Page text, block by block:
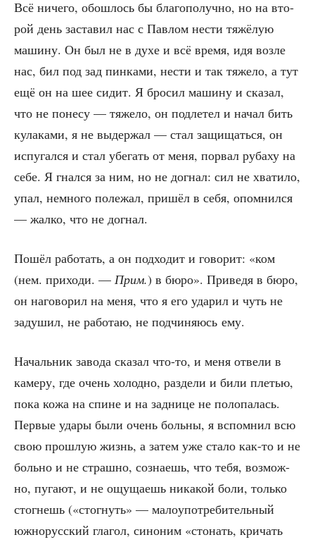
Всё ниче­го, обо­шлось бы бла­го­по­луч­но, но на вто­
рой день заста­вил нас с Пав­лом нести тяжё­лую
маши­ну. Он был не в духе и всё вре­мя, идя воз­ле
нас, бил под зад пин­ка­ми, нести и так тяже­ло, а тут
ещё он на шее сидит. Я бро­сил маши­ну и ска­зал,
что не поне­су — тяже­ло, он под­ле­тел и начал бить
кула­ка­ми, я не выдер­жал — стал защи­щать­ся, он
испу­гал­ся и стал убе­гать от меня, порвал руба­ху на
себе. Я гнал­ся за ним, но не догнал: сил не хва­ти­ло,
упал, немно­го поле­жал, при­шёл в себя, опом­нил­ся
— жал­ко, что не догнал.
Пошёл рабо­тать, а он под­хо­дит и гово­рит: «ком
(нем. при­хо­ди. — Прим.) в бюро». При­ве­дя в бюро,
он наго­во­рил на меня, что я его уда­рил и чуть не
заду­шил, не рабо­таю, не под­чи­ня­юсь ему.
Началь­ник заво­да ска­зал что-то, и меня отве­ли в
каме­ру, где очень холод­но, раз­де­ли и били пле­тью,
пока кожа на спине и на зад­ни­це не поло­па­лась.
Пер­вые уда­ры были очень боль­ны, я вспом­нил всю
свою про­шлую жизнь, а затем уже ста­ло как-то и не
боль­но и не страш­но, созна­ешь, что тебя, воз­мож­
но, пуга­ют, и не ощу­ща­ешь ника­кой боли, толь­ко
стог­нешь («стог­нуть» — мало­упо­тре­би­тель­ный
южно­рус­ский гла­гол, сино­ним «сто­нать, кри­чать